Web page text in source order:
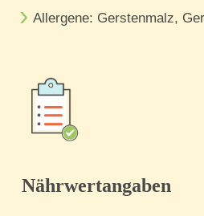
Allergene: Gerstenmalz,
Nährwertangaben